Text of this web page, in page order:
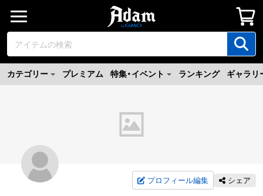
カテゴリー プレミアム 特集・イベント ランキング ギャラリ
プロフィール編集 シェア